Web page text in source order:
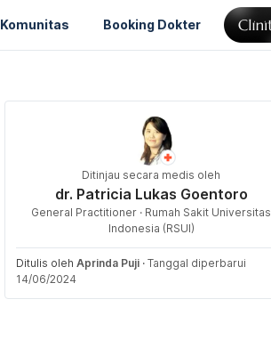
Komunitas Booking Dokter
Ditinjau secara medis oleh
dr. Patricia Lukas Goentoro
General Practitioner · Rumah Sakit Universitas
Indonesia (RSUI)
Ditulis oleh Aprinda Puji · Tanggal diperbarui
14/06/2024